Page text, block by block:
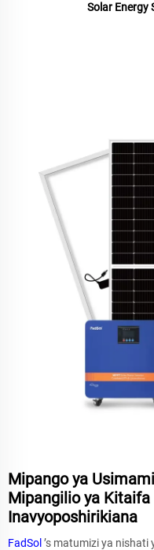
Solar Energy
Mipango ya
Mipangilio ya
Inavyoposhirikiana
FadSol ’s matumizi ya